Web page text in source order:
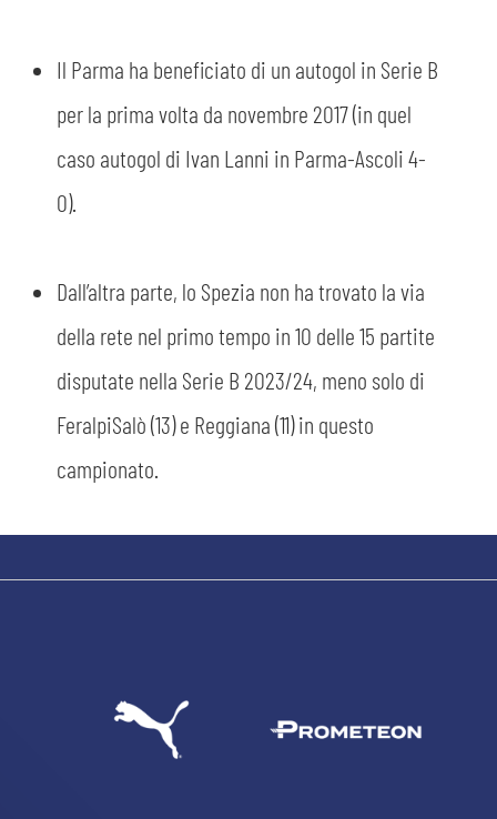
Il Parma ha beneficiato di un autogol in Serie B
per la prima volta da novembre 2017 (in quel
caso autogol di Ivan Lanni in Parma-Ascoli 4-
0).
Dall’altra parte, lo Spezia non ha trovato la via
della rete nel primo tempo in 10 delle 15 partite
disputate nella Serie B 2023/24, meno solo di
FeralpiSalò (13) e Reggiana (11) in questo
campionato.